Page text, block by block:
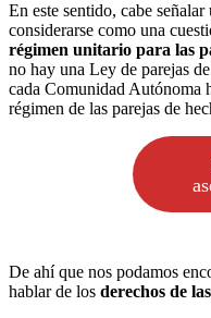
En este sentido, cabe
considerarse como una
régimen unitario para las
no hay una Ley de parejas
cada Comunidad Autónoma
régimen de las parejas de
De ahí que nos podamos
hablar de los derechos de